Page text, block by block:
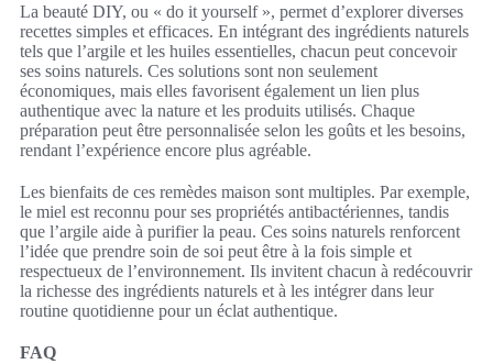
La beauté DIY, ou « do it yourself », permet d’explorer diverses
recettes simples et efficaces. En intégrant des ingrédients naturels
tels que l’argile et les huiles essentielles, chacun peut concevoir
ses soins naturels. Ces solutions sont non seulement
économiques, mais elles favorisent également un lien plus
authentique avec la nature et les produits utilisés. Chaque
préparation peut être personnalisée selon les goûts et les besoins,
rendant l’expérience encore plus agréable.
Les bienfaits de ces remèdes maison sont multiples. Par exemple,
le miel est reconnu pour ses propriétés antibactériennes, tandis
que l’argile aide à purifier la peau. Ces soins naturels renforcent
l’idée que prendre soin de soi peut être à la fois simple et
respectueux de l’environnement. Ils invitent chacun à redécouvrir
la richesse des ingrédients naturels et à les intégrer dans leur
routine quotidienne pour un éclat authentique.
FAQ